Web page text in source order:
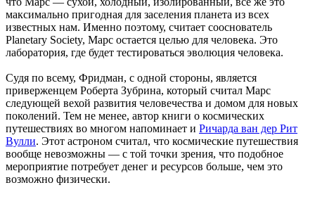
максимально пригодная для заселения планета из всех
известных нам. Именно поэтому, считает сооснователь
Planetary Society, Марс остается целью для человека. Это
лаборатория, где будет тестироваться эволюция человека.
Судя по всему, Фридман, с одной стороны, является
приверженцем Роберта Зубрина, который считал Марс
следующей вехой развития человечества и домом для новых
поколений. Тем не менее, автор книги о космических
путешествиях во многом напоминает и Ричарда ван дер Рит
Вулли. Этот астроном считал, что космические путешествия
вообще невозможны — с той точки зрения, что подобное
мероприятие потребует денег и ресурсов больше, чем это
возможно физически.